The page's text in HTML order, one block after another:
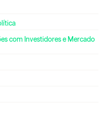
com Investidores e Mercado